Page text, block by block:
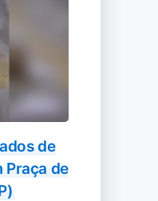
de
Praça de